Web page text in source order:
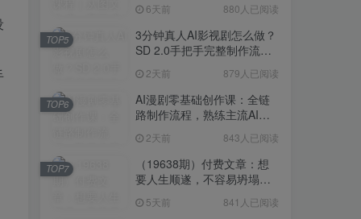
6天前 880人已阅读
3分钟真人AI影视剧怎么做？
SD 2.0手把手完整制作流程
无限生成
2天前 879人已阅读
TOP5
AI漫剧零基础创作课：全链
路制作流程，熟练主流AI工
2天前 843人已阅读
TOP6
（19638期）付费文章：想
要人生顺遂，不容易坍塌，
5天前 841人已阅读
TOP7